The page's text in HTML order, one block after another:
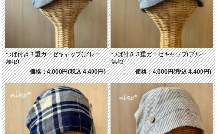
つば付き３重ガーゼキャップ(グレー
無地)
価格：4,000円(税込 4,400円)
つば付き３重ガーゼキャップ(ブルー
無地)
価格：4,000円(税込 4,400円)